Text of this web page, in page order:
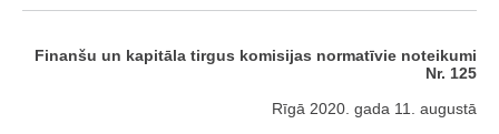
Finanšu un kapitāla tirgus komisijas normatīvie noteikumi
Nr. 125
Rīgā 2020. gada 11. augustā